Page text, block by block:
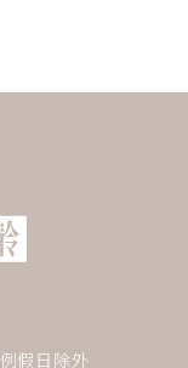
假日除外